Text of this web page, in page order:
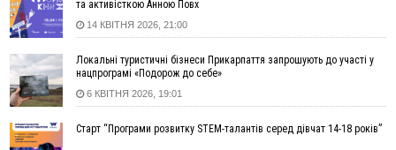
15:54
Прикарпатець прийшов у Пенсійний та заявив поліції про
гранату, бо йому не нарахували пенсію
14:59
У Болгарії затримали прикарпатця, який виготовляв
наркотики для міжнародного синдикату
14:47
Стефанішина отримала нову підозру. Їй обирають
14:02
«Пілот з Лондона» видурив у жительки Коломийщини
та активісткою Анною Повх
14 КВІТНЯ 2026, 21:00
Локальні туристичні бізнеси Прикарпаття запрошують до участі у
нацпрограмі «Подорож до себе»
6 КВІТНЯ 2026, 19:01
Старт “Програми розвитку STEM-талантів серед дівчат 14-18 років”